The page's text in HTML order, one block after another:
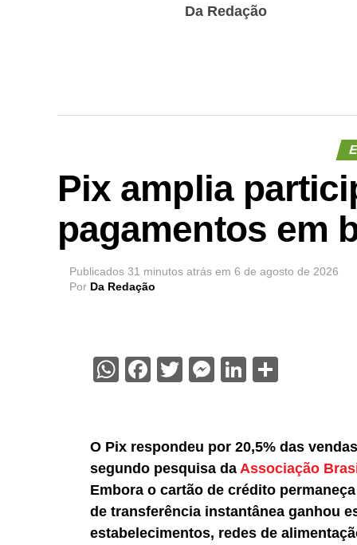
Da Redação
Pix amplia
pagamentos em
Publicados 31 minutos atrás em 6 de agosto de 2026
Por Da Redação
WhatsApp
Facebook
TwitterMessenger
LinkedIn
O Pix respondeu por 20,5% das
segundo pesquisa da Associação
Embora o cartão de crédito
de transferência instantânea ganhou
estabelecimentos, redes de